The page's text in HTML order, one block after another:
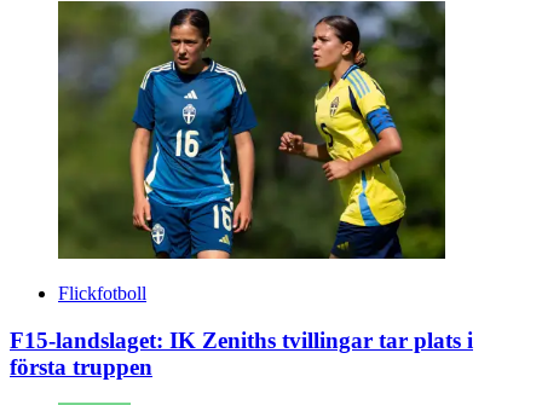
Flickfotboll
F15-landslaget: IK Zeniths tvillingar tar plats i
första truppen